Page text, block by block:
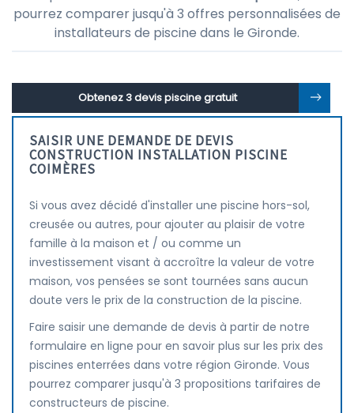
pourrez comparer jusqu'à 3 offres personnalisées de
installateurs de piscine dans le Gironde.
Obtenez 3 devis piscine gratuit
SAISIR UNE DEMANDE DE DEVIS
CONSTRUCTION INSTALLATION PISCINE
COIMÈRES
Si vous avez décidé d'installer une piscine hors-sol,
creusée ou autres, pour ajouter au plaisir de votre
famille à la maison et / ou comme un
investissement visant à accroître la valeur de votre
maison, vos pensées se sont tournées sans aucun
doute vers le prix de la construction de la piscine.
Faire saisir une demande de devis à partir de notre
formulaire en ligne pour en savoir plus sur les prix des
piscines enterrées dans votre région Gironde. Vous
pourrez comparer jusqu'à 3 propositions tarifaires de
constructeurs de piscine.